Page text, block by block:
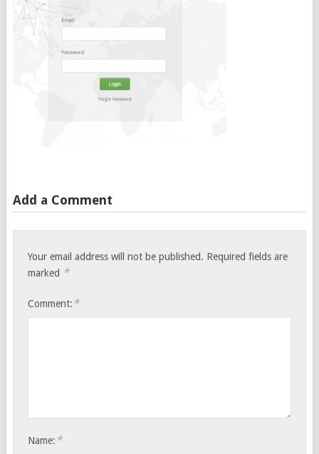
Add a Comment
Your email address will not be published. Required fields are
marked *
Comment: *
Name: *